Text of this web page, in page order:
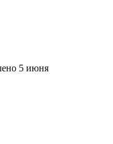
5 июня